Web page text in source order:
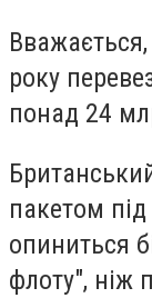
року
понад 24
пакетом
опиниться
флоту", ніж